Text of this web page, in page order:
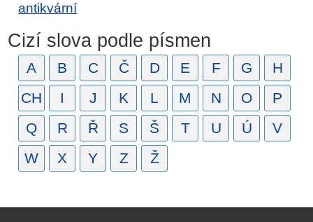
antikvární
Cizí slova podle písmen
A B C Č D E F G
H
CH
I J K L M N O
P
Q
R Ř S Š T U Ú
V
W
X Y Z Ž